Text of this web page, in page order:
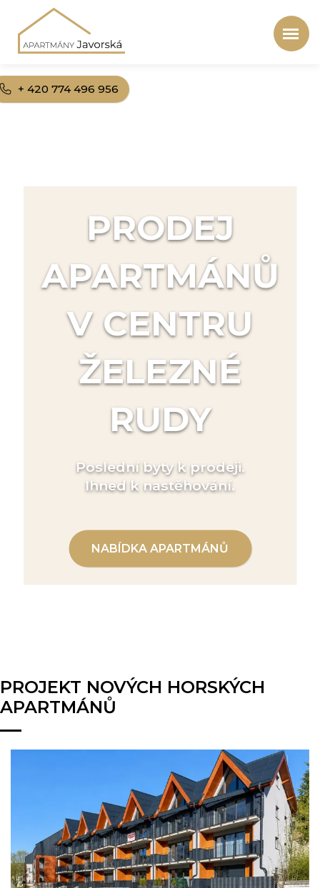
PRODEJ
APARTMÁNŮ
V CENTRU
ŽELEZNÉ
RUDY
Poslední byty k prodeji.
Ihned k nastěhování.
NABÍDKA APARTMÁNŮ
+ 420 774 496 956
PROJEKT NOVÝCH HORSKÝCH
APARTMÁNŮ